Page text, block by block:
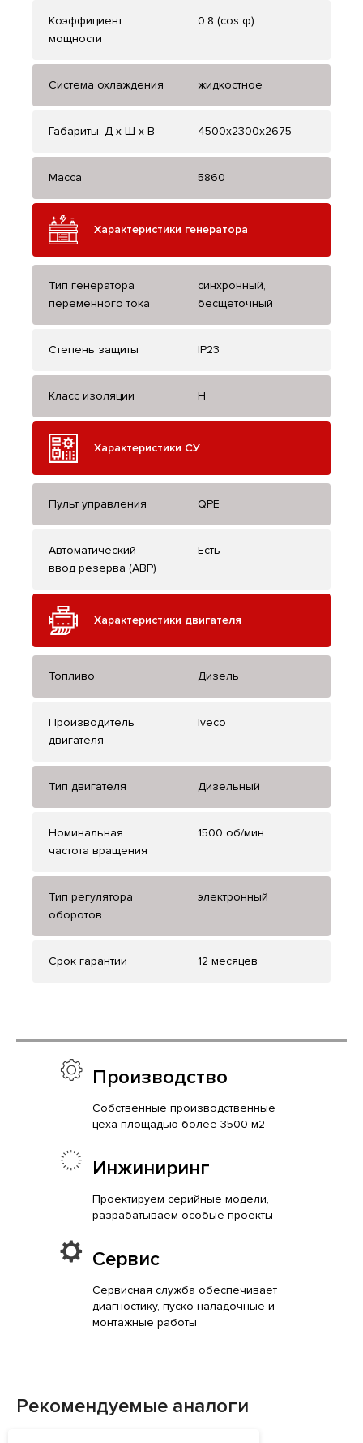
Коэффициент
мощности
0.8 (cos φ)
Система охлаждения жидкостное
Габариты, Д x Ш x В 4500x2300x2675
Масса 5860
Характеристики генератора
Тип генератора
переменного тока
синхронный,
бесщеточный
Степень защиты IP23
Класс изоляции H
Характеристики СУ
Пульт управления QPE
Автоматический
ввод резерва (АВР)
Есть
Характеристики двигателя
Топливо Дизель
Производитель
двигателя
Iveco
Тип двигателя Дизельный
Номинальная
частота вращения
1500 об/мин
Тип регулятора
оборотов
электронный
Срок гарантии 12 месяцев
Производство
Собственные производственные
цеха площадью более 3500 м2
Инжиниринг
Проектируем серийные модели,
разрабатываем особые проекты
Сервис
Сервисная служба обеспечивает
диагностику, пуско-наладочные и
монтажные работы
Рекомендуемые аналоги